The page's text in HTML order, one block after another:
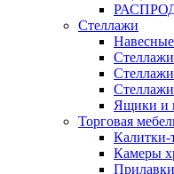
Стеллажи
Ящики и
Торговая
Калитки-
Камеры
Прилавки